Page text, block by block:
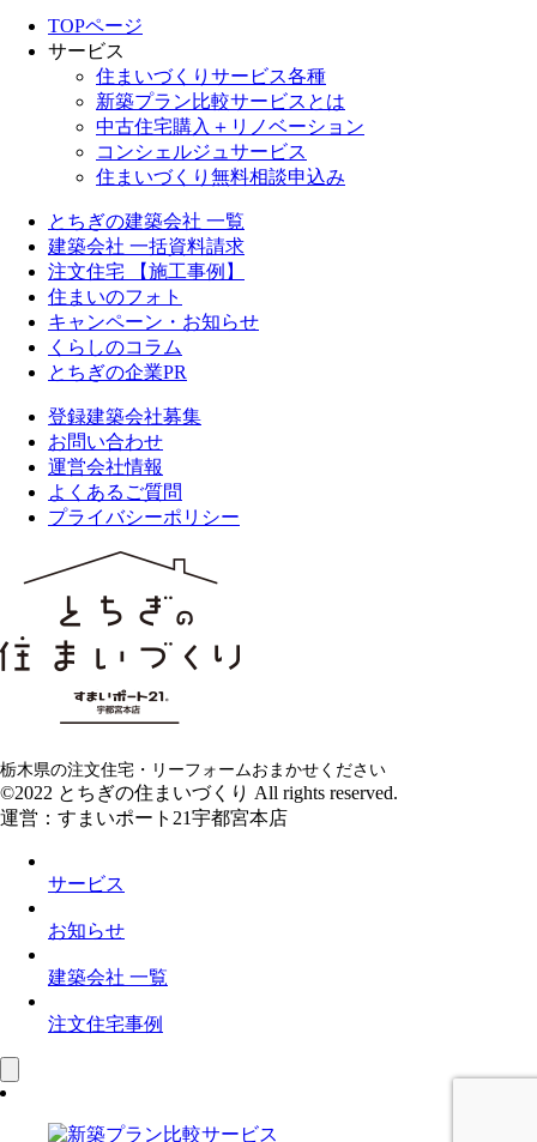
TOPページ
サービス
住まいづくりサービス各種
新築プラン比較サービスとは
中古住宅購入＋リノベーション
コンシェルジュサービス
住まいづくり無料相談申込み
とちぎの建築会社 一覧
建築会社 一括資料請求
注文住宅 【施工事例】
住まいのフォト
キャンペーン・お知らせ
くらしのコラム
とちぎの企業PR
登録建築会社募集
お問い合わせ
運営会社情報
よくあるご質問
プライバシーポリシー
栃木県の注文住宅・リーフォームおまかせください
©2022 とちぎの住まいづくり All rights reserved.
運営：すまいポート21宇都宮本店
サービス
お知らせ
建築会社 一覧
注文住宅事例